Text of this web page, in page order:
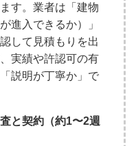
す。業者は「建物
進入できるか）」
して見積もりを出
実績や許認可の有
説明が丁寧か」で
と契約（約1〜2週